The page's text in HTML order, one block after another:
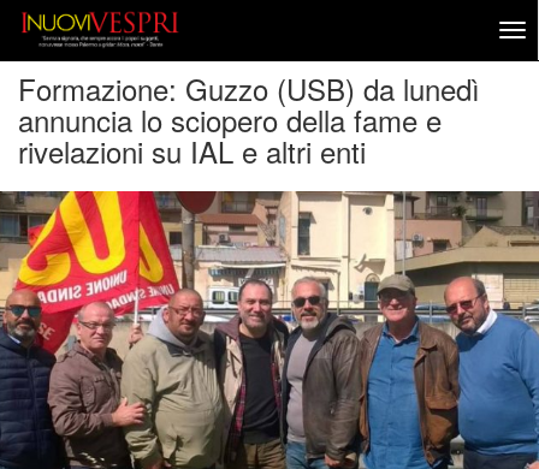
Formazione: Guzzo (USB) da lunedì
annuncia lo sciopero della fame e
rivelazioni su IAL e altri enti